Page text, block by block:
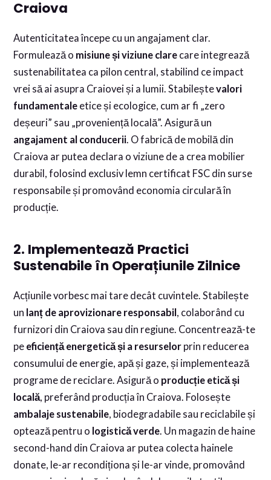
Craiova
Autenticitatea începe cu un angajament clar.
Formulează o misiune și viziune clare care integrează
sustenabilitatea ca pilon central, stabilind ce impact
vrei să ai asupra Craiovei și a lumii. Stabileștevalori
fundamentale etice și ecologice, cum ar fi „zero
deșeuri” sau „proveniență locală”. Asigură un
angajament al conducerii. O fabrică de mobilă din
Craiova ar putea declara o viziune de a crea mobilier
durabil, folosind exclusiv lemn certificat FSC din surse
responsabile și promovând economia circulară în
producție.
2. Implementează Practici
Sustenabile în Operațiunile Zilnice
Acțiunile vorbesc mai tare decât cuvintele. Stabilește
un lanț de aprovizionare responsabil , colaborând cu
furnizori din Craiova sau din regiune. Concentrează-te
pe eficiență energetică și a resurselor prin reducerea
consumului de energie, apă și gaze, și implementează
programe de reciclare. Asigură o producție etică și
locală, preferând producția în Craiova. Folosește
ambalaje sustenabile, biodegradabile sau reciclabile și
optează pentru o logistică verde. Un magazin de haine
second-hand din Craiova ar putea colecta hainele
donate, le-ar recondiționa și le-ar vinde, promovând